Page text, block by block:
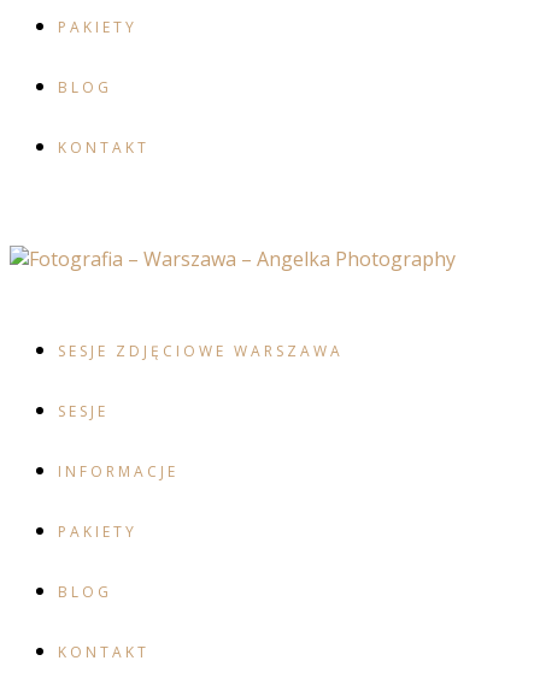
PAKIETY
BLOG
KONTAKT
SESJE ZDJĘCIOWE WARSZAWA
SESJE
INFORMACJE
PAKIETY
BLOG
KONTAKT